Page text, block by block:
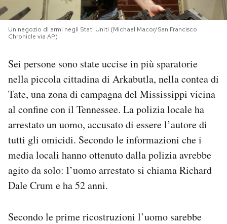
I MIEI PREFERITI
CALENDARIO
Area Personale
Newsletter
Notifiche mobile
Hai bisogno di aiuto?
Un negozio di armi negli Stati Uniti (Michael Macor/San Francisco
Chronicle via AP)
Sei persone sono state uccise in più sparatorie
nella piccola cittadina di Arkabutla, nella contea di
Tate, una zona di campagna del Mississippi vicina
al confine con il Tennessee. La polizia locale ha
arrestato un uomo, accusato di essere l’autore di
tutti gli omicidi. Secondo le informazioni che i
media locali hanno ottenuto dalla polizia avrebbe
agito da solo: l’uomo arrestato si chiama Richard
Dale Crum e ha 52 anni.
Secondo le prime ricostruzioni l’uomo sarebbe